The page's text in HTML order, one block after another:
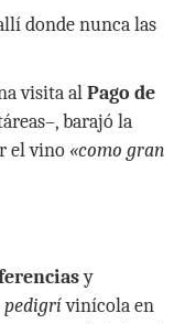
donde nunca las
visita alPago de
barajó la
el vino «como gran
y
pedigrívinícola en